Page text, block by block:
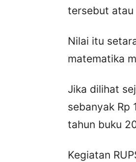
tersebut atau
Nilai itu
matematika
Jika dilihat
sebanyak Rp
tahun buku
Kegiatan